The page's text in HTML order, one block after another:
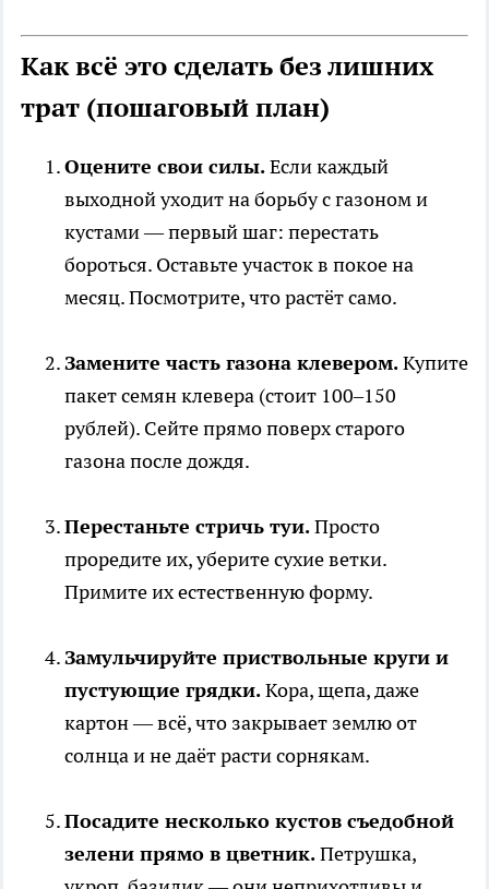
Как всё это сделать без лишних
трат (пошаговый план)
Оцените свои силы.Если каждый
выходной уходит на борьбу с газоном и
кустами — первый шаг: перестать
бороться. Оставьте участок в покое на
месяц. Посмотрите, что растёт само.
Замените часть газона клевером.Купите
пакет семян клевера (стоит 100–150
рублей). Сейте прямо поверх старого
газона после дождя.
Перестаньте стричь туи.Просто
проредите их, уберите сухие ветки.
Примите их естественную форму.
Замульчируйте приствольные круги и
пустующие грядки.Кора, щепа, даже
картон — всё, что закрывает землю от
солнца и не даёт расти сорнякам.
Посадите несколько кустов съедобной
зелени прямо в цветник.Петрушка,